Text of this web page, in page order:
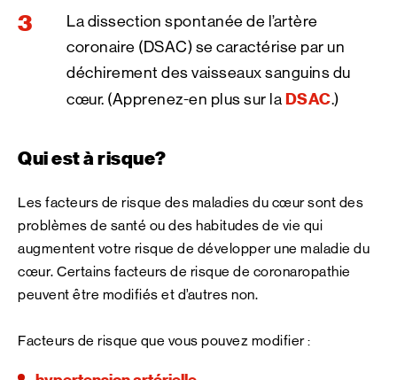
La dissection spontanée de l’artère
coronaire (DSAC) se caractérise par un
déchirement des vaisseaux sanguins du
cœur. (Apprenez-en plus sur laDSAC.)
Qui est à risque?
Les facteurs de risque des maladies du cœur sont des
problèmes de santé ou des habitudes de vie qui
augmentent votre risque de développer une maladie du
cœur. Certains facteurs de risque de coronaropathie
peuvent être modifiés et d’autres non.
Facteurs de risque que vous pouvez modifier :